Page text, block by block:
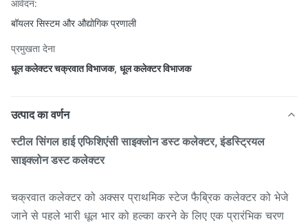
आवेदन:
बॉयलर सिस्टम और औद्योगिक प्रणाली
प्रमुखता देना
धूल कलेक्टर चक्रवात विभाजक, धूल कलेक्टर विभाजक
उत्पाद का वर्णन
स्टील सिंगल हाई एफिशिएंसी साइक्लोन डस्ट कलेक्टर, इंडस्ट्रियल
साइक्लोन डस्ट कलेक्टर
चक्रवात कलेक्टर को अक्सर प्राथमिक स्टेज फैब्रिक कलेक्टर को भेजे
जाने से पहले भारी धूल भार को हल्का करने के लिए एक प्रारंभिक चरण